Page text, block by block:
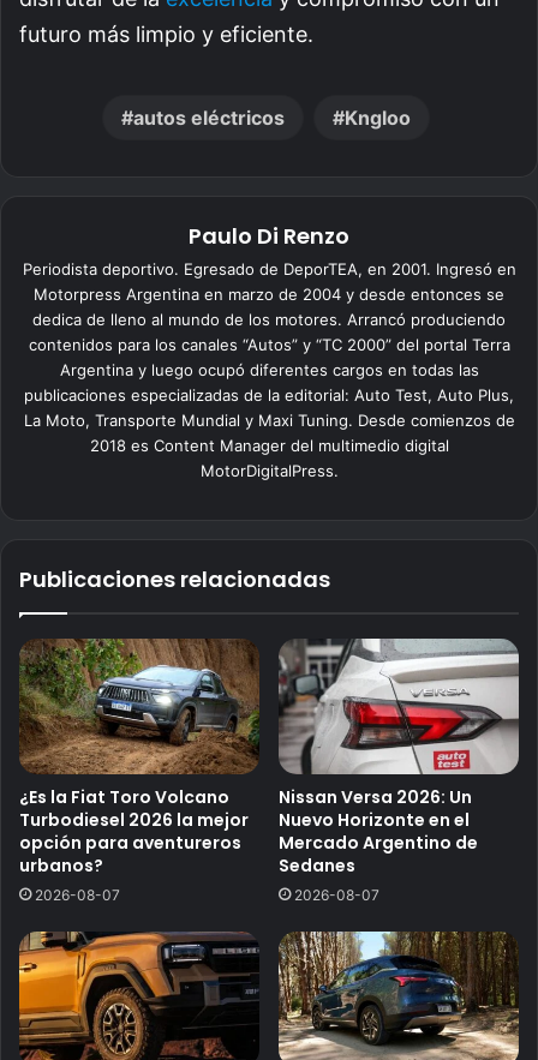
futuro más limpio y eficiente.
autos eléctricos Kngloo
Paulo Di Renzo
Periodista deportivo. Egresado de DeporTEA, en 2001. Ingresó en
Motorpress Argentina en marzo de 2004 y desde entonces se
dedica de lleno al mundo de los motores. Arrancó produciendo
contenidos para los canales “Autos” y “TC 2000” del portal Terra
Argentina y luego ocupó diferentes cargos en todas las
publicaciones especializadas de la editorial: Auto Test, Auto Plus,
La Moto, Transporte Mundial y Maxi Tuning. Desde comienzos de
2018 es Content Manager del multimedio digital
MotorDigitalPress.
Publicaciones relacionadas
¿Es la Fiat Toro Volcano
Turbodiesel 2026 la mejor
opción para aventureros
urbanos?
2026-08-07
Nissan Versa 2026: Un
Nuevo Horizonte en el
Mercado Argentino de
Sedanes
2026-08-07